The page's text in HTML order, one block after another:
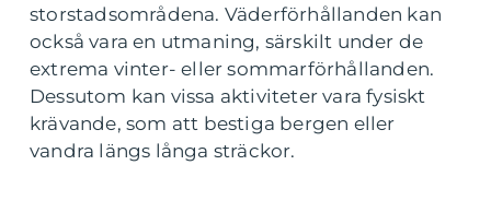
storstadsområdena. Väderförhållanden kan
också vara en utmaning, särskilt under de
extrema vinter- eller sommarförhållanden.
Dessutom kan vissa aktiviteter vara fysiskt
krävande, som att bestiga bergen eller
vandra längs långa sträckor.